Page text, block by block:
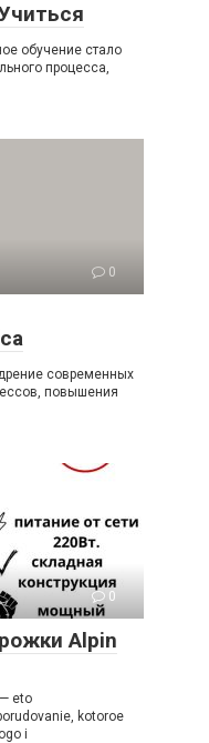
обучение стало
процесса,
0
современных
повышения
0
Alpin
eto
kotoroe
i